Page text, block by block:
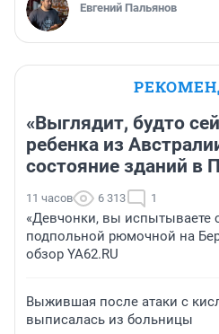
Евгений Пальянов
«Выглядит, будто
ребенка из
состояние зданий в
11 часов 6 313 1
«Девчонки, вы испытываете
подпольной рюмочной на
обзор YA62.RU
Выжившая после атаки с
выписалась из больницы